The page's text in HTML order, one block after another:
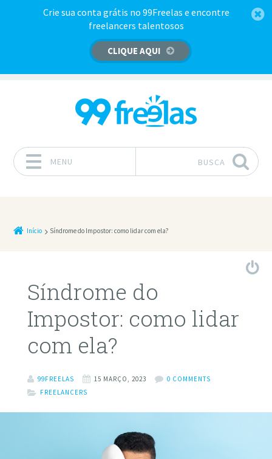
Crie sua conta grátis no 99Freelas e encontre
freelancers talentosos
CLIQUE AQUI
MENU BUSCA
Início Síndrome do Impostor: como lidar com ela?
Síndrome do
Impostor: como lidar
com ela?
99FREELAS 15 MARÇO, 2023
0 COMMENTS
FREELANCERS